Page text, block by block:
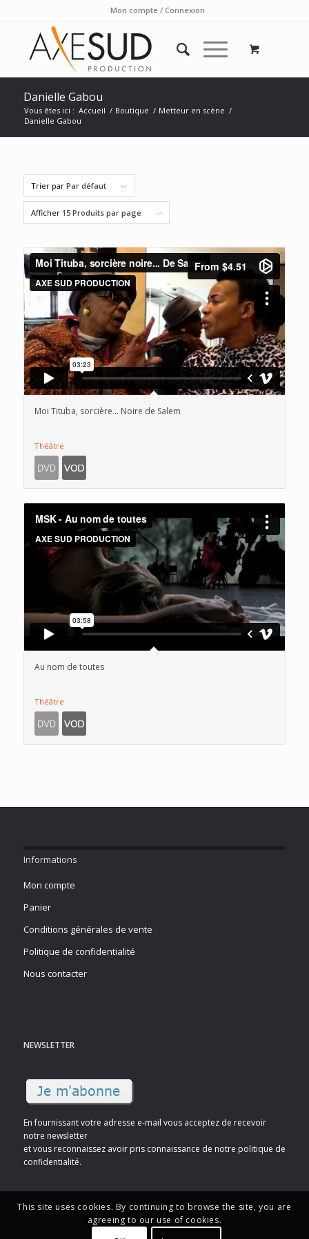
Mon compte / Connexion
Danielle Gabou
Vous êtes ici : Accueil / Boutique / Metteur en scène /
Danielle Gabou
Trier par Par défaut
Afficher 15 Produits par page
Moi Tituba, sorcière… Noire de Salem
Théâtre
Au nom de toutes
Théâtre
Informations
Mon compte
Panier
Conditions générales de vente
Politique de confidentialité
Nous contacter
NEWSLETTER
En fournissant votre adresse e-mail vous acceptez de recevoir
notre newsletter
et vous reconnaissez avoir pris connaissance de notre politique de
confidentialité.
This site uses cookies. By continuing to browse the site, you are
agreeing to our use of cookies.